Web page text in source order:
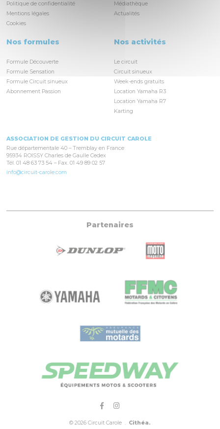
Politique de confidentialité
Mentions légales
Cookies
Médiathèque
Actualités
Nos formules
Formule Découverte
Formule Sensation
Formule Circuit sinueux
Abonnement Passion
Nos activités
Le circuit
Circuit sinueux
Week-ends gratuits
Location Yamaha R3
Location Yamaha R7
Karting
ASSOCIATION DE GESTION DU CIRCUIT CAROLE
Rue départementale 40 – Tremblay en France
95934 ROISSY Charles de Gaulle Cedex
Tél. 01 48 63 73 54 – Fax. 01 49 89 02 57
info@circuit-carole.com
Partenaires
© 2026 Circuit Carole . Cithéa.